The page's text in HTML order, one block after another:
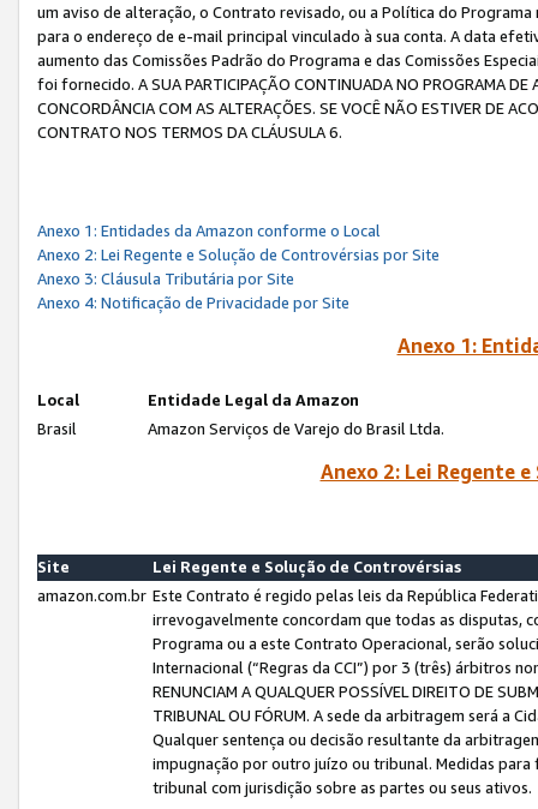
um aviso de alteração, o Contrato revisado, ou a Política do
para o endereço de e-mail principal vinculado à sua conta. A data
aumento das Comissões Padrão do Programa e das Comissões
foi fornecido. A SUA PARTICIPAÇÃO CONTINUADA NO PROGRAMA DE
CONCORDÂNCIA COM AS ALTERAÇÕES. SE VOCÊ NÃO ESTIVER DE
CONTRATO NOS TERMOS DA CLÁUSULA 6.
Anexo 1: Entidades da Amazon conforme o Local
Anexo 2: Lei Regente e Solução de Controvérsias por Site
Anexo 3: Cláusula Tributária por Site
Anexo 4: Notificação de Privacidade por Site
Anexo 1:
Local
Entidade Legal da Amazon
Brasil
Amazon Serviços de Varejo do Brasil Ltda.
Anexo 2: Lei Regente
Site
Lei Regente e Solução de Controvérsias
amazon.com.br Este Contrato é regido pelas leis da República
irrevogavelmente concordam que todas as disputas,
Programa ou a este Contrato Operacional, serão
Internacional (“Regras da CCI”) por 3 (três) árbitros
RENUNCIAM A QUALQUER POSSÍVEL DIREITO DE
TRIBUNAL OU FÓRUM. A sede da arbitragem será a
Qualquer sentença ou decisão resultante da
impugnação por outro juízo ou tribunal. Medidas
tribunal com jurisdição sobre as partes ou seus ativos.